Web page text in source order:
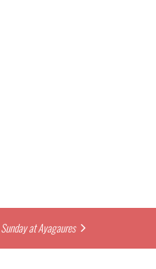
Sunday at Ayagaures